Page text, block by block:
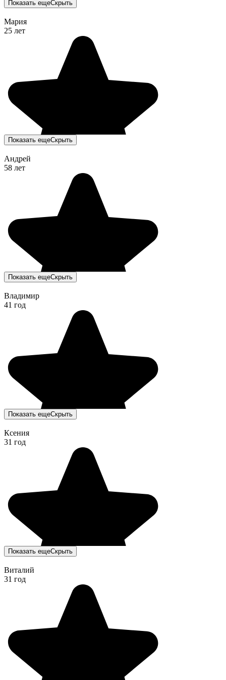
Показать ещеСкрыть
Мария
25 лет
Показать ещеСкрыть
Андрей
58 лет
Показать ещеСкрыть
Владимир
41 год
Показать ещеСкрыть
Ксения
31 год
Показать ещеСкрыть
Виталий
31 год